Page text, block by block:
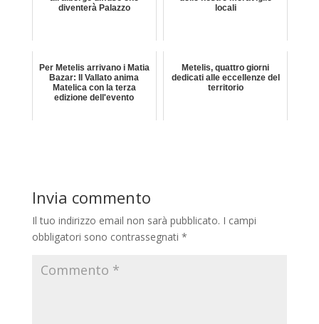
diventerà Palazzo
locali
Per Metelis arrivano i Matia
Bazar: Il Vallato anima
Matelica con la terza
edizione dell'evento
Metelis, quattro giorni
dedicati alle eccellenze del
territorio
Invia commento
Il tuo indirizzo email non sarà pubblicato. I campi
obbligatori sono contrassegnati *